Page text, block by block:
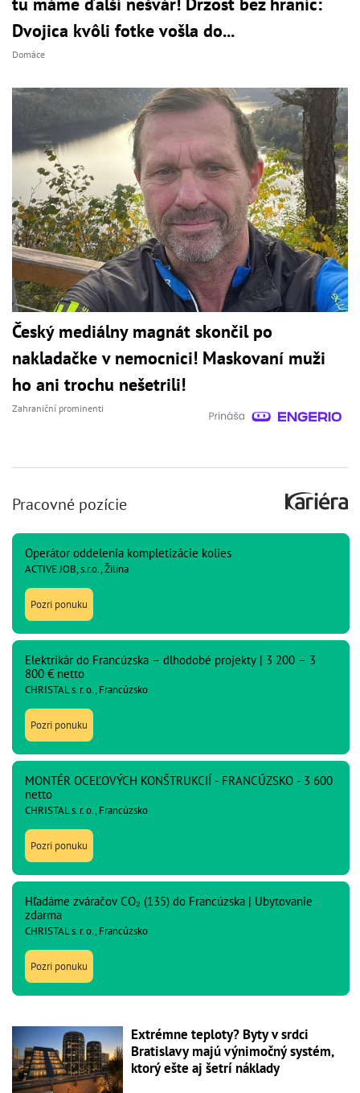
Dvojica kvôli fotke vošla do...
Domáce
Český mediálny magnát skončil po
nakladačke v nemocnici! Maskovaní muži
ho ani trochu nešetrili!
Zahraniční prominenti
Pracovné pozície
Operátor oddelenia kompletizácie kolies
ACTIVE JOB, s.r.o., Žilina
Pozri ponuku
Elektrikár do Francúzska – dlhodobé projekty | 3 200 – 3
800 € netto
CHRISTAL s. r. o., Francúzsko
Pozri ponuku
MONTÉR OCEĽOVÝCH KONŠTRUKCIÍ - FRANCÚZSKO - 3 600
netto
CHRISTAL s. r. o., Francúzsko
Pozri ponuku
Hľadáme zváračov CO₂ (135) do Francúzska | Ubytovanie
zdarma
CHRISTAL s. r. o., Francúzsko
Pozri ponuku
Extrémne teploty? Byty v srdci
Bratislavy majú výnimočný systém,
ktorý ešte aj šetrí náklady